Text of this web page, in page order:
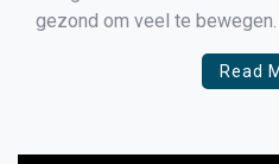
gezond om veel te bewegen.
Read